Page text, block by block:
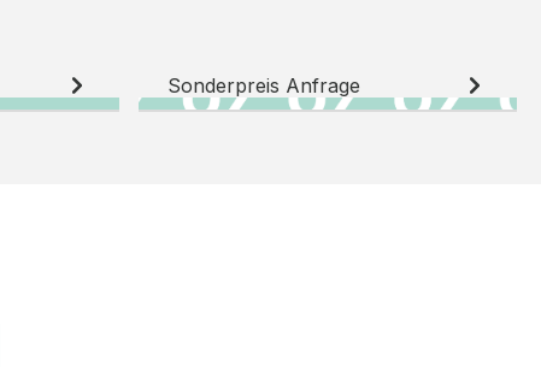
Sonderpreis Anfrage